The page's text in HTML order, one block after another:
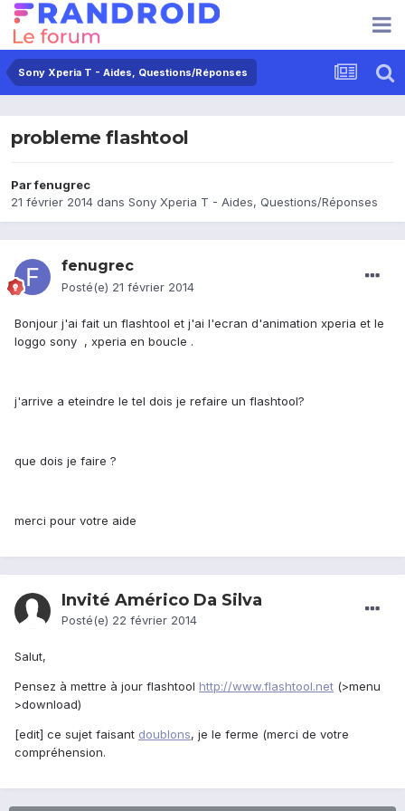
Sony Xperia T - Aides, Questions/Réponses
probleme flashtool
Parfenugrec
21 février 2014 dans Sony Xperia T - Aides, Questions/Réponses
fenugrec
Posté(e) 21 février 2014
Bonjour j'ai fait un flashtool et j'ai l'ecran d'animation xperia et le
loggo sony , xperia en boucle .
j'arrive a eteindre le tel dois je refaire un flashtool?
que dois je faire ?
merci pour votre aide
Invité Américo Da Silva
Posté(e) 22 février 2014
Salut,
Pensez à mettre à jour flashtool http://www.flashtool.net (>menu
>download)
[edit] ce sujet faisant doublons, je le ferme (merci de votre
compréhension.